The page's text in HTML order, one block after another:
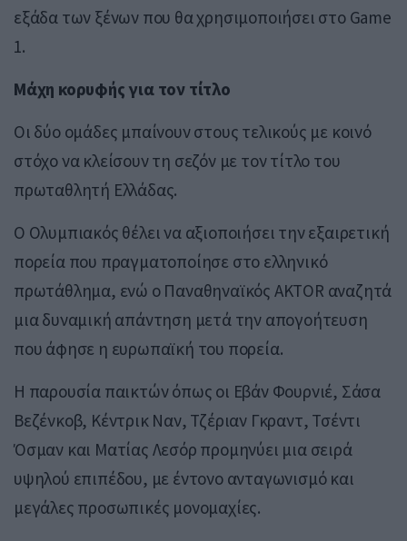
εξάδα των ξένων που θα χρησιμοποιήσει στο Game
1.
Μάχη κορυφής για τον τίτλο
Οι δύο ομάδες μπαίνουν στους τελικούς με κοινό
στόχο να κλείσουν τη σεζόν με τον τίτλο του
πρωταθλητή Ελλάδας.
Ο Ολυμπιακός θέλει να αξιοποιήσει την εξαιρετική
πορεία που πραγματοποίησε στο ελληνικό
πρωτάθλημα, ενώ ο Παναθηναϊκός AKTOR αναζητά
μια δυναμική απάντηση μετά την απογοήτευση
που άφησε η ευρωπαϊκή του πορεία.
Η παρουσία παικτών όπως οι Εβάν Φουρνιέ, Σάσα
Βεζένκοβ, Κέντρικ Ναν, Τζέριαν Γκραντ, Τσέντι
Όσμαν και Ματίας Λεσόρ προμηνύει μια σειρά
υψηλού επιπέδου, με έντονο ανταγωνισμό και
μεγάλες προσωπικές μονομαχίες.